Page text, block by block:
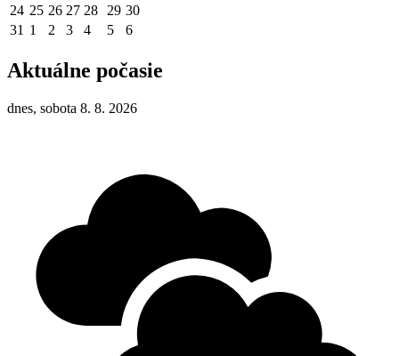
24 25 26 27 28 29 30
31 1 2 3 4 5 6
Aktuálne počasie
dnes, sobota 8. 8. 2026